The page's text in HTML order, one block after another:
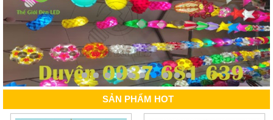
SẢN PHẨM HOT